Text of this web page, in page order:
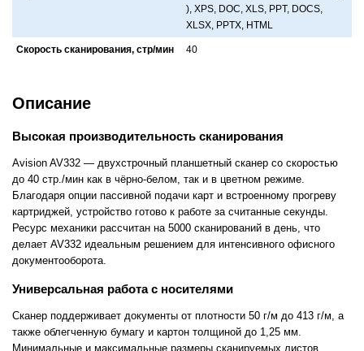
), XPS, DOC, XLS, PPT, DOCS,
XLSX, PPTX, HTML
Скорость сканирования, стр/мин 40
Описание
Высокая производительность сканирования
Avision AV332 — двухстрочный планшетный сканер со скоростью
до 40 стр./мин как в чёрно-белом, так и в цветном режиме.
Благодаря опции пассивной подачи карт и встроенному прогреву
картриджей, устройство готово к работе за считанные секунды.
Ресурс механики рассчитан на 5000 сканирований в день, что
делает AV332 идеальным решением для интенсивного офисного
документооборота.
Универсальная работа с носителями
Сканер поддерживает документы от плотности 50 г/м до 413 г/м, а
также облегченную бумагу и картон толщиной до 1,25 мм.
Минимальные и максимальные размеры сканируемых листов